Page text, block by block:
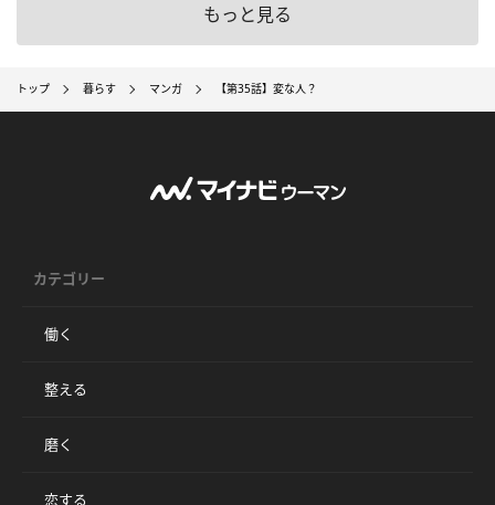
もっと見る
トップ 暮らす マンガ 【第35話】変な人？
カテゴリー
働く
整える
磨く
恋する